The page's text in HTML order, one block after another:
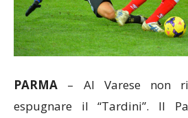
PARMA – Al Varese non
espugnare il “Tardini”. Il